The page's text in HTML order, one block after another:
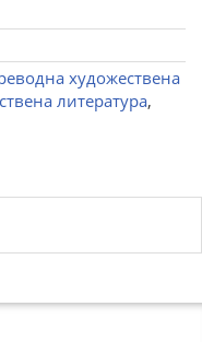
художествена
литература,